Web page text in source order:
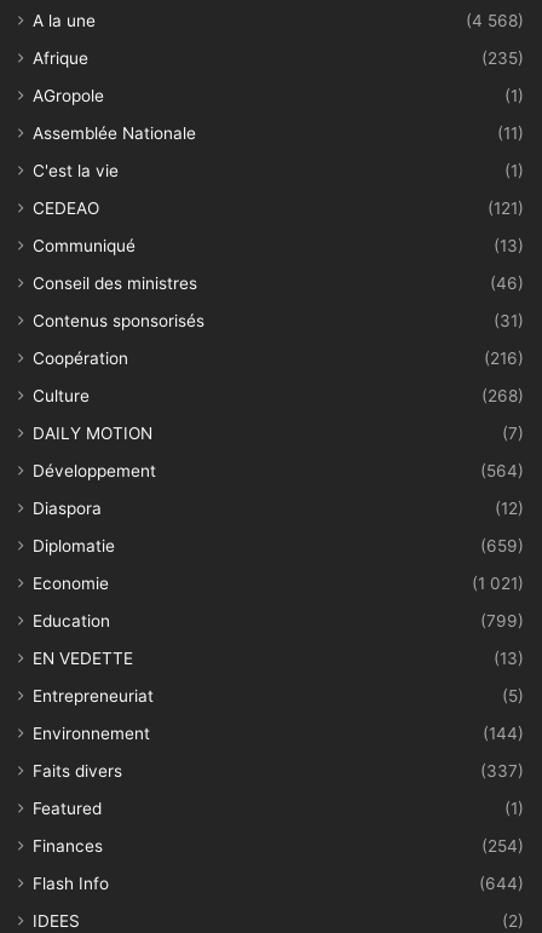
A la une
(4 568)
Afrique
(235)
AGropole
(1)
Assemblée Nationale
(11)
C'est la vie
(1)
CEDEAO
(121)
Communiqué
(13)
Conseil des ministres
(46)
Contenus sponsorisés
(31)
Coopération
(216)
Culture
(268)
DAILY MOTION
(7)
Développement
(564)
Diaspora
(12)
Diplomatie
(659)
Economie
(1 021)
Education
(799)
EN VEDETTE
(13)
Entrepreneuriat
(5)
Environnement
(144)
Faits divers
(337)
Featured
(1)
Finances
(254)
Flash Info
(644)
IDEES
(2)